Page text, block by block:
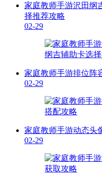
家庭教师手游沢田纲
择推荐攻略
02-29
家庭教师手游排位阵
02-29
家庭教师手游动态头
02-29